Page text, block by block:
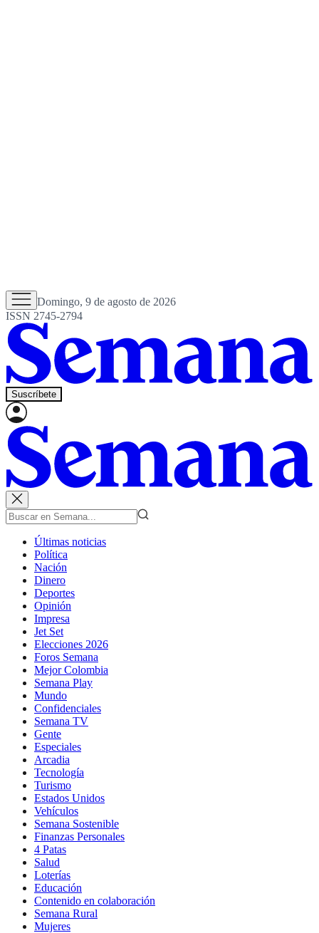
Domingo, 9 de agosto de 2026
ISSN 2745-2794
Suscríbete
Últimas noticias
Política
Nación
Dinero
Deportes
Opinión
Impresa
Jet Set
Elecciones 2026
Foros Semana
Mejor Colombia
Semana Play
Mundo
Confidenciales
Semana TV
Gente
Especiales
Arcadia
Tecnología
Turismo
Estados Unidos
Vehículos
Semana Sostenible
Finanzas Personales
4 Patas
Salud
Loterías
Educación
Contenido en colaboración
Semana Rural
Mujeres